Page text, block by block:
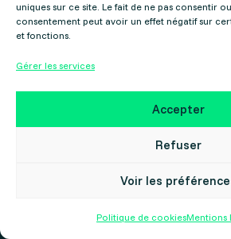
uniques sur ce site. Le fait de ne pas consentir
consentement peut avoir un effet négatif sur
et fonctions.
Gérer les services
Accepter
Refuser
Voir les
Politique de cookiesMentions
Politique de
Collectif Cosme